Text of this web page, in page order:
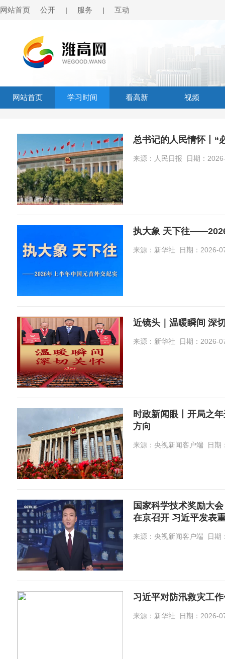
网站首页 公开 | 服务 | 互动
网站首页 学习时间 看高新 视频
总书记的人民情怀丨“
来源：人民日报 日期：
执大象 天下往
来源：新华社 日期：2026-
近镜头｜温暖瞬间 深
来源：新华社 日期：2026-
时政新闻眼丨开局之
方向
来源：央视新闻客户端 日期
国家科学技术奖励大
在京召开 习近平发表
来源：央视新闻客户端 日期
习近平对防汛救灾工
来源：新华社 日期：2026-